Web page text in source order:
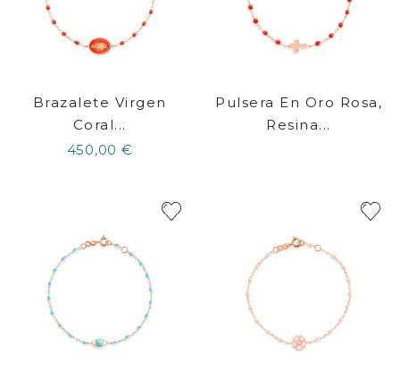
Brazalete Virgen
Coral...
450,00 €
Pulsera En Oro Rosa,
Resina...